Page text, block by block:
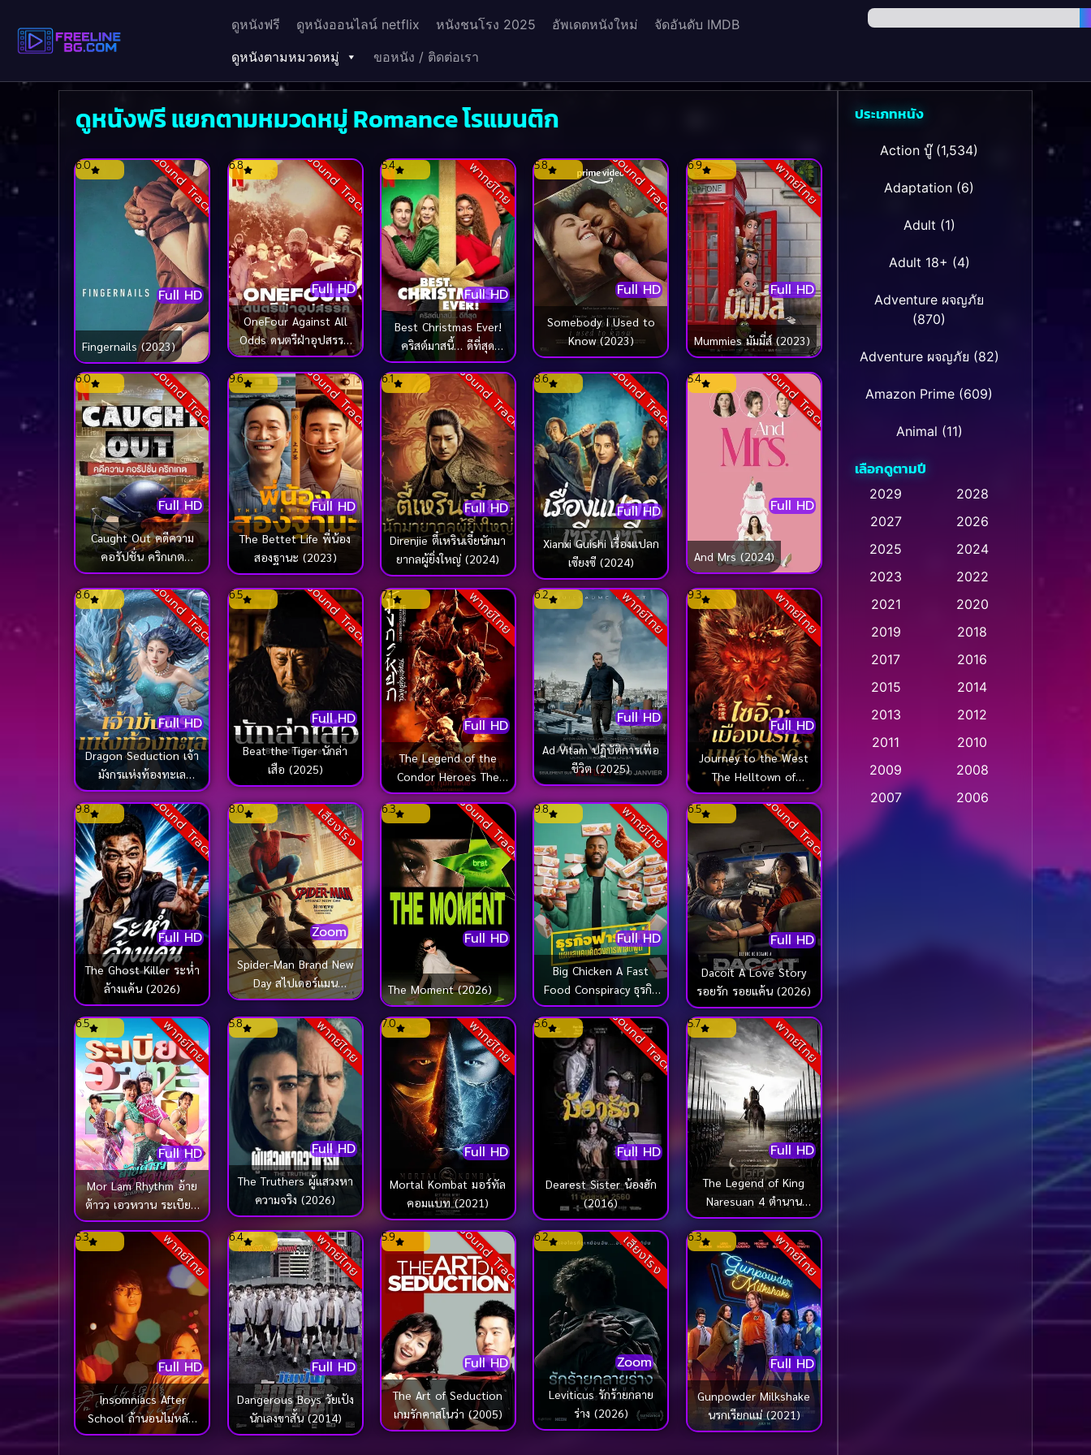
ดูหนังฟรี ดูหนังออนไลน์ netflix หนังชนโรง 2025 อัพเดตหนังใหม่
จัดอันดับ IMDB
ดูหนังตามหมวดหมู่
ขอหนัง / ติดต่อเรา
ดูหนังฟรี แยกตามหมวดหมู่ Romance โรแมนติก
Sound Track
Full HD
6.0
Fingernails (2023)
Sound Track
Full HD
6.8
OneFour Against All
Odds ดนตรีฝ่าอุปสรรค
(2023)
พากย์ไทย
Full HD
5.4
Best Christmas Ever!
คริสต์มาสนี้… ดีที่สุด
(2023)
Sound Track
Full HD
5.8
Somebody I Used to
Know (2023)
พากย์ไทย
Full HD
6.9
Mummies มัมมี่ส์ (2023)
Sound Track
Full HD
6.0
Caught Out คดีความ
คอรัปชั่น คริกเกต
(2023)
Sound Track
Full HD
9.6
The Bettet Life พี่น้อง
สองฐานะ (2023)
Sound Track
Full HD
6.1
Direnjie ตี๋เหรินเจี๋ยนักมา
ยากลผู้ยิ่งใหญ่ (2024)
Sound Track
Full HD
8.6
Xianxi Guishi เรื่องแปลก
เซียงซี (2024)
Sound Track
Full HD
5.4
And Mrs (2024)
Sound Track
Full HD
8.6
Dragon Seduction เจ้า
มังกรแห่งท้องทะเล
(2025)
Sound Track
Full HD
6.5
Beat the Tiger นักล่า
เสือ (2025)
พากย์ไทย
Full HD
7.1
The Legend of the
Condor Heroes The
Gallants มังกรหยก จอม
ยุทธ์ผู้ยิ่งใหญ่ (2025)
พากย์ไทย
Full HD
6.2
Ad Vitam ปฏิบัติการเพื่อ
ชีวิต (2025)
พากย์ไทย
Full HD
9.3
Journey to the West
The Helltown of
Heaven ไซอิ๋ว เมืองนรก
บนสวรรค์ (2025)
Sound Track
Full HD
9.8
The Ghost Killer ระห่ำ
ล้างแค้น (2026)
เสียงโรง
Zoom
8.0
Spider-Man Brand New
Day สไปเดอร์แมน
แบรนด์ นิว เดย์ (2026)
Sound Track
Full HD
6.3
The Moment (2026)
พากย์ไทย
Full HD
9.8
Big Chicken A Fast
Food Conspiracy ธุรกิจ
ฟาร์มไก่ แผนสมคบคิดวง
การฟาสต์ฟู้ด (2026)
Sound Track
Full HD
6.5
Dacoit A Love Story
รอยรัก รอยแค้น (2026)
พากย์ไทย
Full HD
6.5
Mor Lam Rhythm อ้าย
ต้าวว เอวหวาน ระเบียบ
วาทะศิลป์ (2026)
พากย์ไทย
Full HD
5.8
The Truthers ผู้แสวงหา
ความจริง (2026)
พากย์ไทย
Full HD
7.0
Mortal Kombat มอร์ทัล
คอมแบท (2021)
Sound Track
Full HD
5.6
Dearest Sister น้องฮัก
(2016)
พากย์ไทย
Full HD
5.7
The Legend of King
Naresuan 4 ตำนาน
สมเด็จพระนเรศวร
มหาราช ภาค 4 ศึกนันท
บุเรง (2011)
พากย์ไทย
Full HD
5.3
Insomniacs After
School ถ้านอนไม่หลับ
ไปนับดาวกันไหม (2024)
พากย์ไทย
Full HD
6.4
Dangerous Boys วัยเป้ง
นักเลงขาสั้น (2014)
Sound Track
Full HD
5.9
The Art of Seduction
เกมรักคาสโนว่า (2005)
เสียงโรง
Zoom
6.2
Leviticus รักร้ายกลาย
ร่าง (2026)
พากย์ไทย
Full HD
6.3
Gunpowder Milkshake
นรกเรียกแม่ (2021)
ประเภทหนัง
Action บู๊(1,534)
Adaptation (6)
Adult (1)
Adult 18+ (4)
Adventure ผจญภัย
(870)
Adventure ผจญภัย (82)
Amazon Prime (609)
Animal (11)
Animation การ์ตูน
Animation อนิเมชั่น(1)
Animation แอนิเมชัน(1)
Anthology (2)
Apple TV (20)
Apple TV+
Based on a True Story
สร้างจากเรื่องจริง(2)
Biography ชีวประวัติ
เลือกดูตามปี
2029
2028
2027
2026
2025
2024
2023
2022
2021
2020
2019
2018
2017
2016
2015
2014
2013
2012
2011
2010
2009
2008
2007
2006
2005
2002
1986
1985